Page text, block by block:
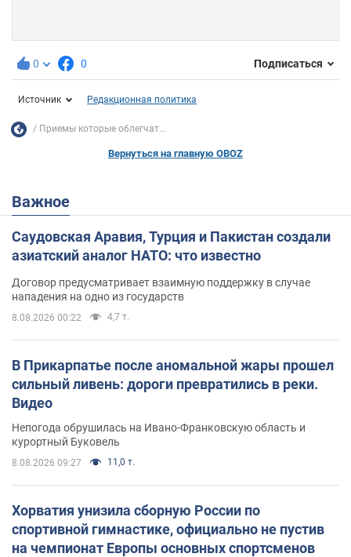
0 0 Подписаться
Источник Редакционная политика
Приемы которые облегчат...
Вернуться на главную OBOZ
Важное
Саудовская Аравия, Турция и Пакистан создали
азиатский аналог НАТО: что известно
Договор предусматривает взаимную поддержку в случае
нападения на одно из государств
8.08.2026 00:22 4,7 т.
В Прикарпатье после аномальной жары прошел
сильный ливень: дороги превратились в реки.
Видео
Непогода обрушилась на Ивано-Франковскую область и
курортный Буковель
8.08.2026 09:27 11,0 т.
Хорватия унизила сборную России по
спортивной гимнастике, официально не пустив
на чемпионат Европы основных спортсменов